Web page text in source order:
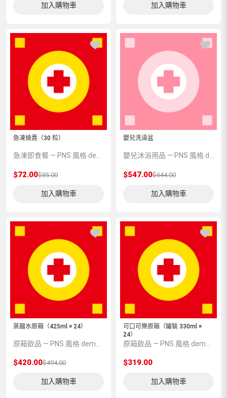
加入購物車 加入購物車
急凍燒賣（30 粒）
急凍即食餐 — PNS 風格 demo 占位商品，方便首頁與分類頁版位演示，上線前由業務替換為真實 SKU。
$72.00$85.00
加入購物車
嬰兒洗澡盆
嬰兒沐浴用品 — PNS 風格 demo 占位商品，方便首頁與分類頁版位演示，上線前由業務替換為真實 SKU。
$547.00$644.00
加入購物車
蒸餾水原箱（425ml × 24）
$420.00$494.00
加入購物車
可口可樂原箱（罐裝 330ml ×
24）
$319.00
加入購物車